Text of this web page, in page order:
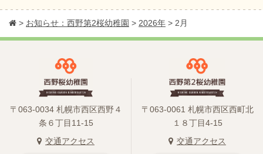
> お知らせ：西野第2桜幼稚園 > 2026年 > 2月
〒063-0034 札幌市西区西野４
条６丁目11-15
交通アクセス
〒063-0061 札幌市西区西町北
１８丁目4-15
交通アクセス